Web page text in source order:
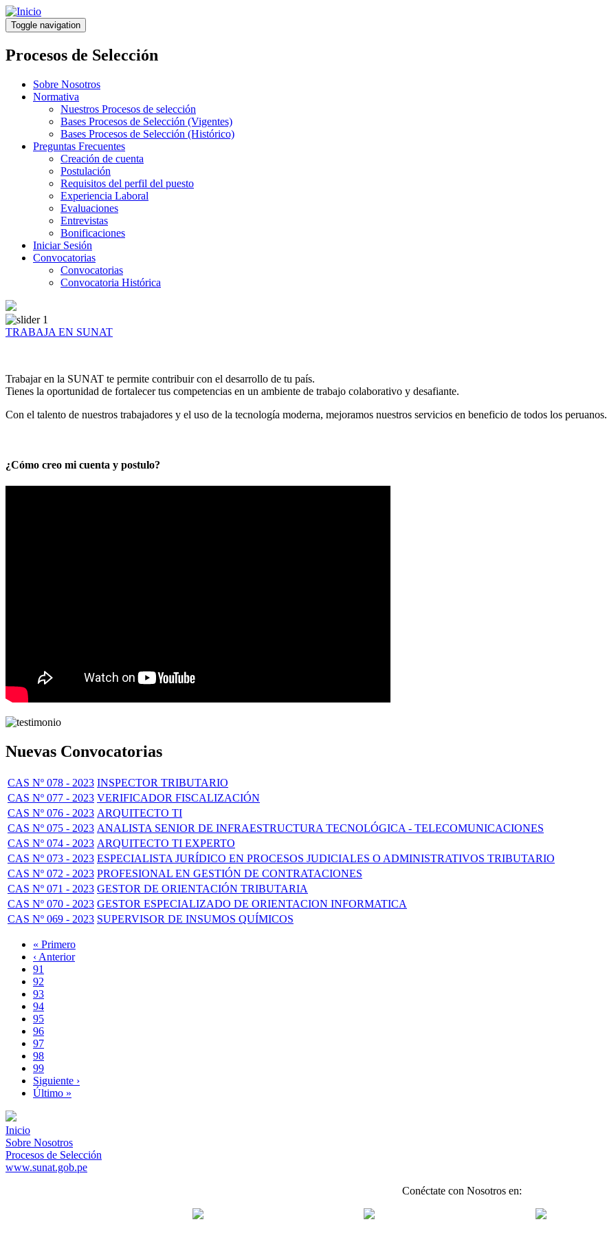
Pasar
al
contenido
principal
Toggle navigation
Procesos de Selección
Sobre Nosotros
Normativa
Nuestros Procesos de selección
Bases Procesos de Selección (Vigentes)
Bases Procesos de Selección (Histórico)
Preguntas Frecuentes
Creación de cuenta
Postulación
Requisitos del perfil del puesto
Experiencia Laboral
Evaluaciones
Entrevistas
Bonificaciones
Iniciar Sesión
Convocatorias
Convocatorias
Convocatoria Histórica
TRABAJA EN SUNAT
Trabajar en la SUNAT te permite contribuir con el desarrollo de tu país.
Tienes la oportunidad de fortalecer tus competencias en un ambiente de trabajo colaborativo y desafiante.
Con el talento de nuestros trabajadores y el uso de la tecnología moderna, mejoramos nuestros servicios en beneficio de todos los peruanos.
¿Cómo creo mi cuenta y postulo?
Nuevas Convocatorias
CAS Nº 078 - 2023 INSPECTOR TRIBUTARIO
CAS Nº 077 - 2023 VERIFICADOR FISCALIZACIÓN
CAS Nº 076 - 2023 ARQUITECTO TI
CAS Nº 075 - 2023 ANALISTA SENIOR DE INFRAESTRUCTURA TECNOLÓGICA - TELECOMUNICACIONES
CAS Nº 074 - 2023 ARQUITECTO TI EXPERTO
CAS Nº 073 - 2023 ESPECIALISTA JURÍDICO EN PROCESOS JUDICIALES O ADMINISTRATIVOS TRIBUTARIO
CAS Nº 072 - 2023 PROFESIONAL EN GESTIÓN DE CONTRATACIONES
CAS Nº 071 - 2023 GESTOR DE ORIENTACIÓN TRIBUTARIA
CAS Nº 070 - 2023 GESTOR ESPECIALIZADO DE ORIENTACION INFORMATICA
CAS Nº 069 - 2023 SUPERVISOR DE INSUMOS QUÍMICOS
Paginación
Primera
página
« Primero
Página
anterior
‹ Anterior
Page
91
Page
92
Page
93
Page
94
Página
actual
95
Page
96
Page
97
Page
98
Page
99
Siguiente
página
Siguiente ›
Última
Último »
Inicio
Sobre Nosotros
Procesos de Selección
www.sunat.gob.pe
Conéctate con Nosotros en: